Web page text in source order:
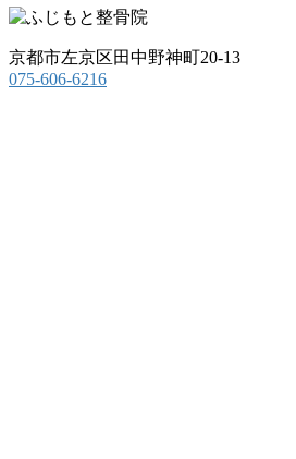
京都市左京区田中野神町20-13
075-606-6216